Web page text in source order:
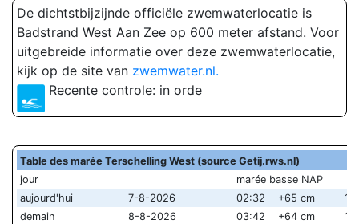
De dichtstbijzijnde officiële zwemwaterlocatie is
Badstrand West Aan Zee op 600 meter afstand. Voor
uitgebreide informatie over deze zwemwaterlocatie,
kijk op de site van zwemwater.nl.
Recente controle: in orde
Table des marée Terschelling West (source Getij.rws.nl)
jour
marée basse NAP
aujourd'hui
7-8-2026 02:32 +65 cm
demain
8-8-2026 03:42 +64 cm